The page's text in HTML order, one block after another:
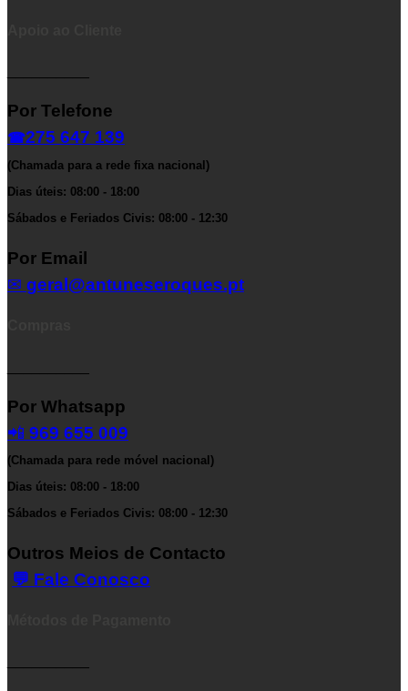
Por Telefone
☎275 647 139
(Chamada para a rede fixa nacional)
Dias úteis: 08:00 - 18:00
Sábados e Feriados Civis: 08:00 - 12:30
Por Email
✉ geral@antuneseroques.pt
Por Whatsapp
📲 969 655 009
(Chamada para rede móvel nacional)
Dias úteis: 08:00 - 18:00
Sábados e Feriados Civis: 08:00 - 12:30
Outros Meios de Contacto
💬 Fale Conosco